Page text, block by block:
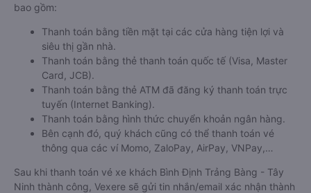
bao gồm:
Thanh toán bằng tiền mặt tại các cửa hàng tiện lợi và
siêu thị gần nhà.
Thanh toán bằng thẻ thanh toán quốc tế (Visa, Master
Card, JCB).
Thanh toán bằng thẻ ATM đã đăng ký thanh toán trực
tuyến (Internet Banking).
Thanh toán bằng hình thức chuyển khoản ngân hàng.
Bên cạnh đó, quý khách cũng có thể thanh toán vé
thông qua các ví Momo, ZaloPay, AirPay, VNPay,…
Sau khi thanh toán vé xe khách Bình Định Trảng Bàng - Tây
Ninh thành công, Vexere sẽ gửi tin nhắn/email xác nhận thành